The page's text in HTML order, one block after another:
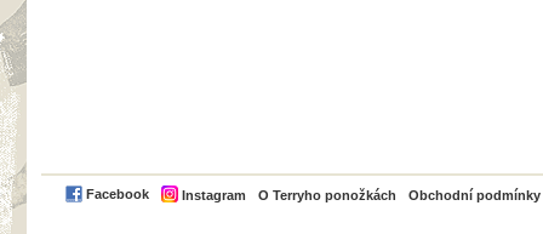
Facebook Instagram O Terryho ponožkách Obchodní podmínky
PayPal